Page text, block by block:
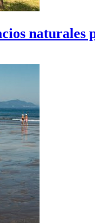
naturales